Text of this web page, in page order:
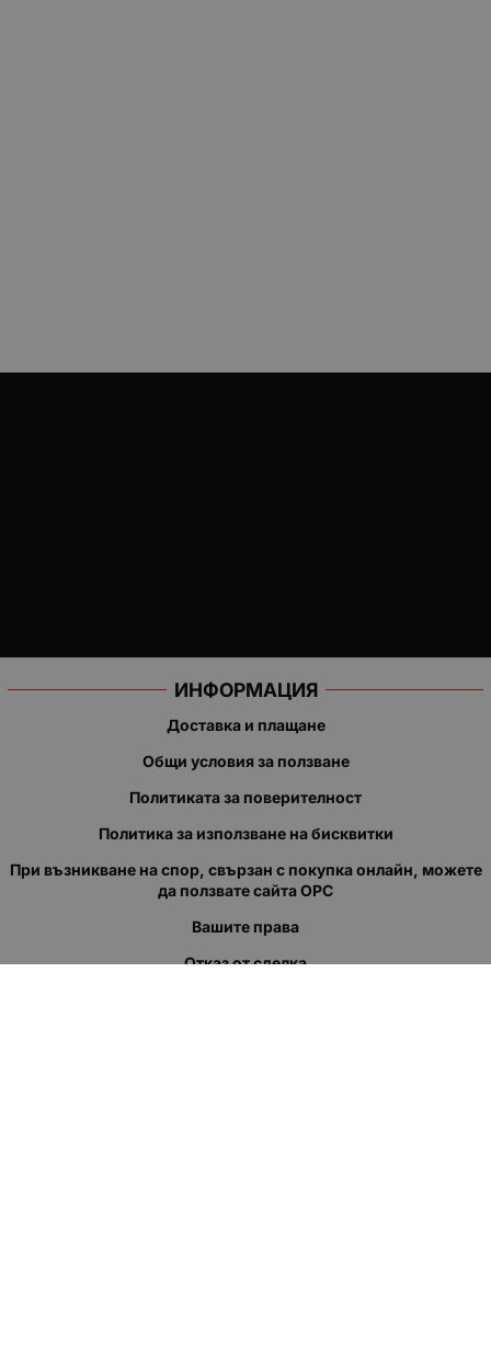
ИНФОРМАЦИЯ
Доставка и плащане
Общи условия за ползване
Политиката за поверителност
Политика за използване на бисквитки
При възникване на спор, свързан с покупка онлайн, можете
да ползвате сайта ОРС
Вашите права
Отказ от сделка